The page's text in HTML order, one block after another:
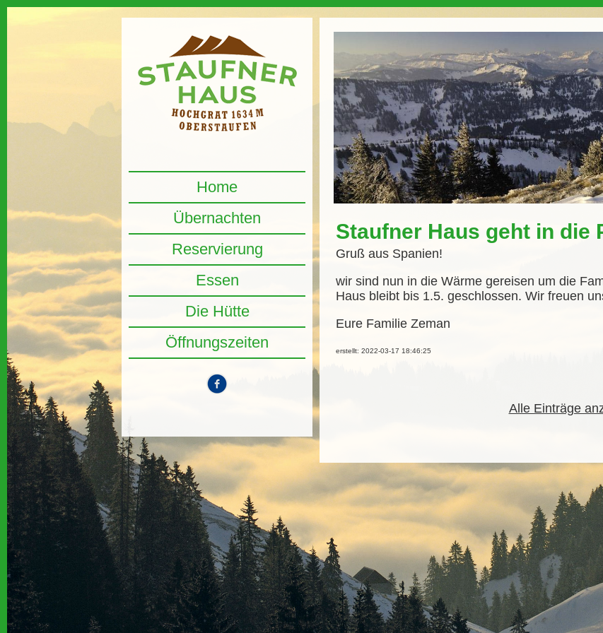
Home
Übernachten
Reservierung
Essen
Die Hütte
Öffnungszeiten
Staufner Haus geht in die
Gruß aus Spanien!
wir sind nun in die Wärme gereisen um die
Haus bleibt bis 1.5. geschlossen. Wir freuen
Eure Familie Zeman
erstellt: 2022-03-17 18:46:25
Alle Einträge